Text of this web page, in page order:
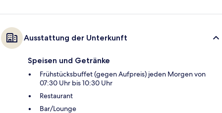
Ausstattung der Unterkunft
Speisen und Getränke
Frühstücksbuffet (gegen Aufpreis) jeden Morgen von
07:30 Uhr bis 10:30 Uhr
Restaurant
Bar/Lounge